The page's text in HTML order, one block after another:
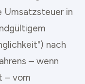
Umsatzsteuer in
nach
– wenn
– vom